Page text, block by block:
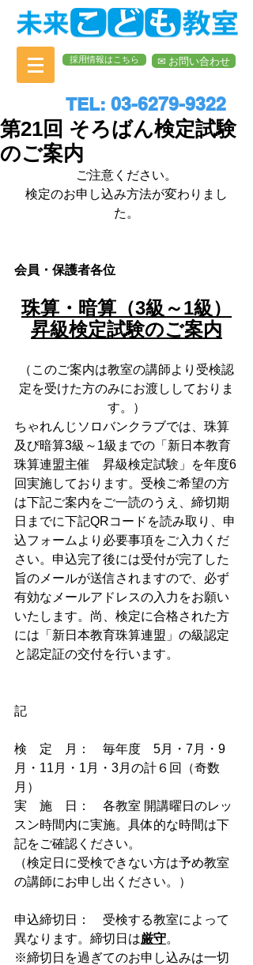
採用情報はこちら ✉︎ お問い合わせ
TEL: 03-6279-9322
第21回 そろばん検定試験
のご案内
ご注意ください。
検定のお申し込み方法が変わりまし
た。
会員・保護者各位
珠算・暗算（3級～1級）
昇級検定試験のご案内
（このご案内は教室の講師より受検認
定を受けた方のみにお渡ししておりま
す。）
ちゃれんじソロバンクラブでは、珠算
及び暗算3級～1級までの「新日本教育
珠算連盟主催　昇級検定試験」を年度6
回実施しております。受検ご希望の方
は下記ご案内をご一読のうえ、締切期
日までに下記QRコードを読み取り、申
込フォームより必要事項をご入力くだ
さい。申込完了後には受付が完了した
旨のメールが送信されますので、必ず
有効なメールアドレスの入力をお願い
いたします。尚、検定に合格された方
には「新日本教育珠算連盟」の級認定
と認定証の交付を行います。
記
検　定　月：　毎年度　5月・7月・9
月・11月・1月・3月の計６回（奇数
月）
実　施　日：　各教室 開講曜日のレッ
スン時間内に実施。具体的な時間は下
記をご確認ください。
（検定日に受検できない方は予め教室
の講師にお申し出ください。）
申込締切日：　受検する教室によって
異なります。締切日は厳守。
※締切日を過ぎてのお申し込みは一切